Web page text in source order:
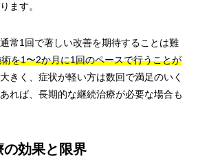
ます。
常1回で著しい改善を期待することは難
を1〜2か月に1回のペースで行うことが
きく、症状が軽い方は数回で満足のいく
れば、長期的な継続治療が必要な場合も
の効果と限界